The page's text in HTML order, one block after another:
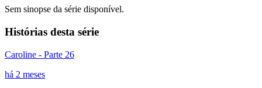
Sem sinopse da série disponível.
Histórias desta série
Caroline - Parte 26
há 2 meses